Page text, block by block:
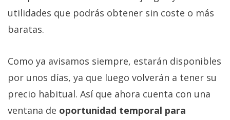
utilidades que podrás obtener sin coste o más
baratas.
Como ya avisamos siempre, estarán disponibles
por unos días, ya que luego volverán a tener su
precio habitual. Así que ahora cuenta con una
ventana de oportunidad temporal para